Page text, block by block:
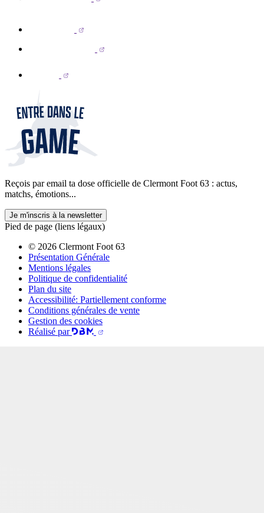
Reçois par email ta dose officielle de Clermont Foot 63 : actus,
matchs, émotions...
Je m'inscris à la newsletter
Pied de page (liens légaux)
© 2026 Clermont Foot 63
Présentation Générale
Mentions légales
Politique de confidentialité
Plan du site
Accessibilité: Partiellement conforme
Conditions générales de vente
Gestion des cookies
Réalisé par